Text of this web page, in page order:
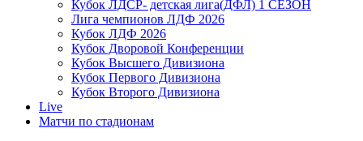
Кубок ЛДСР- детская лига(ДФЛ) 1 СЕЗОН
Лига чемпионов ЛДФ 2026
Кубок ЛДФ 2026
Кубок Дворовой Конференции
Кубок Высшего Дивизиона
Кубок Первого Дивизиона
Кубок Второго Дивизиона
Live
Матчи по стадионам